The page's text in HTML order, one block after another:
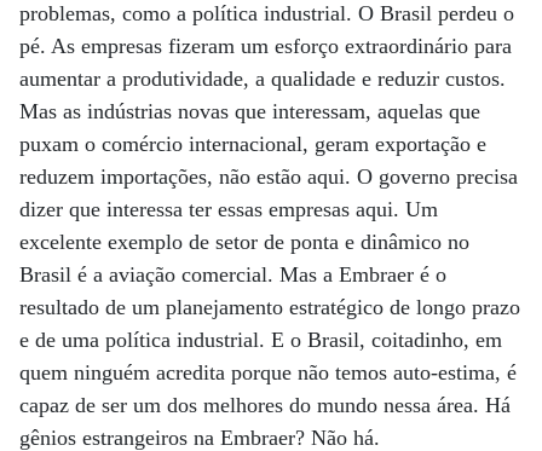
problemas, como a política industrial. O Brasil perdeu o
pé. As empresas fizeram um esforço extraordinário para
aumentar a produtividade, a qualidade e reduzir custos.
Mas as indústrias novas que interessam, aquelas que
puxam o comércio internacional, geram exportação e
reduzem importações, não estão aqui. O governo precisa
dizer que interessa ter essas empresas aqui. Um
excelente exemplo de setor de ponta e dinâmico no
Brasil é a aviação comercial. Mas a Embraer é o
resultado de um planejamento estratégico de longo prazo
e de uma política industrial. E o Brasil, coitadinho, em
quem ninguém acredita porque não temos auto-estima, é
capaz de ser um dos melhores do mundo nessa área. Há
gênios estrangeiros na Embraer? Não há.